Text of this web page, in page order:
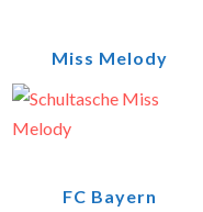
Miss Melody
FC Bayern